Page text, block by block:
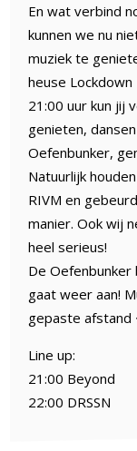
En wat verbind
kunnen we nu
muziek te
heuse
21:00 uur kun jij
genieten,
Oefenbunker,
Natuurlijk
RIVM en
manier. Ook wij
heel serieus!
De
gaat weer aan!
gepaste afstand
Line up:
21:00 Beyond
22:00 DRSSN